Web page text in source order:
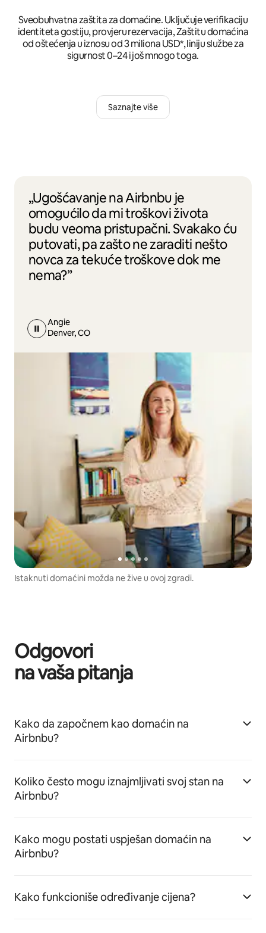
Sveobuhvatna zaštita za domaćine. Uključuje verifikaciju
identiteta gostiju, provjeru rezervacija, Zaštitu domaćina
od oštećenja u iznosu od 3 miliona USD*, liniju službe za
sigurnost 0–24 i još mnogo toga.
Saznajte više
„Ugošćavanje na Airbnbu je
omogućilo da mi troškovi života
budu veoma pristupačni. Svakako ću
putovati, pa zašto ne zaraditi nešto
novca za tekuće troškove dok me
nema?”
Angie
Denver, CO
Istaknuti domaćini možda ne žive u ovoj zgradi.
Odgovori
na vaša pitanja
Kako da započnem kao domaćin na
Airbnbu?
Koliko često mogu iznajmljivati svoj stan na
Airbnbu?
Kako mogu postati uspješan domaćin na
Airbnbu?
Kako funkcioniše određivanje cijena?